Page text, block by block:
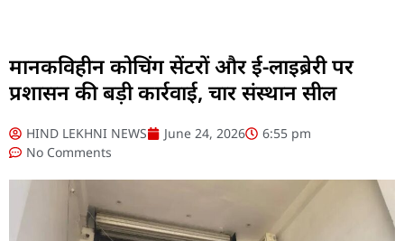
मानकविहीन कोचिंग सेंटरों और ई-लाइब्रेरी पर
प्रशासन की बड़ी कार्रवाई, चार संस्थान सील
HIND LEKHNI NEWS June 24, 2026
6:55 pm
No Comments